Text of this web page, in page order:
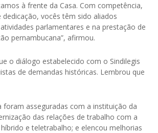
à frente da Casa. Com competência,
dedicação, vocês têm sido aliados
parlamentares e na prestação de
pernambucana”, afirmou.
o diálogo estabelecido com o Sindilegis
de demandas históricas. Lembrou que
foram asseguradas com a instituição da
das relações de trabalho com a
e teletrabalho; e elencou melhorias